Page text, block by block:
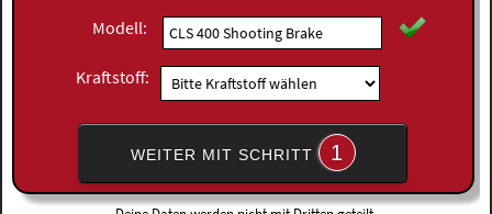
Modell:
Kraftstoff:
WEITER MIT SCHRITT 1